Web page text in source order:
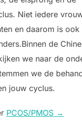
Niet iedere
en daarom is ook
de
we naar de
we de
jouw cyclus.
PCOS/PMOS →